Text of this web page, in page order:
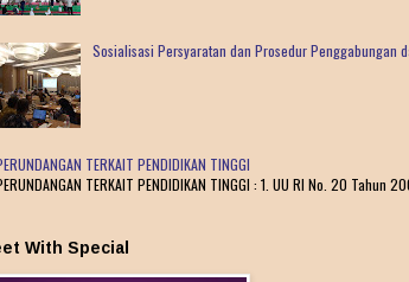
Sosialisasi Persyaratan dan Prosedur Penggabungan
TERKAIT PENDIDIKAN TINGGI
TERKAIT PENDIDIKAN TINGGI : 1. UU RI No. 20
With Special